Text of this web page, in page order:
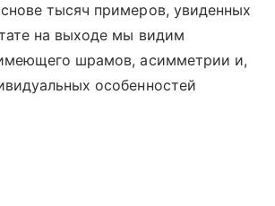
тысяч примеров, увиденных
на выходе мы видим
шрамов, асимметрии и,
особенностей